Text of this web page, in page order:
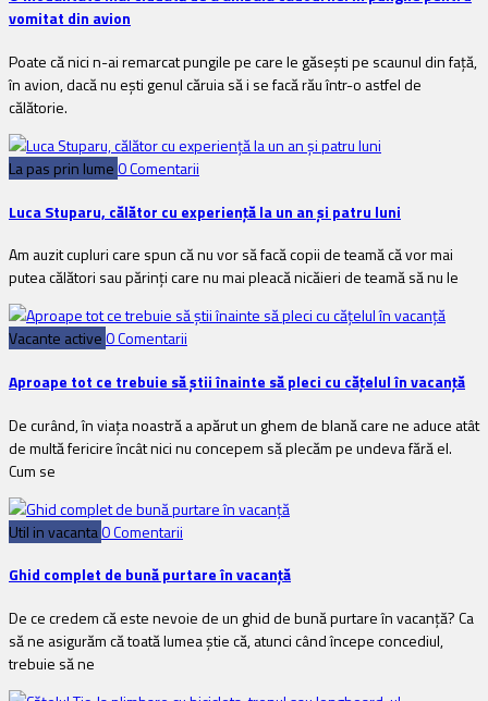
vomitat din avion
Poate că nici n-ai remarcat pungile pe care le găsești pe scaunul din față,
în avion, dacă nu ești genul căruia să i se facă rău într-o astfel de
călătorie.
La pas prin lume0 Comentarii
Luca Stuparu, călător cu experiență la un an și patru luni
Am auzit cupluri care spun că nu vor să facă copii de teamă că vor mai
putea călători sau părinți care nu mai pleacă nicăieri de teamă să nu le
Vacante active0 Comentarii
Aproape tot ce trebuie să știi înainte să pleci cu cățelul în vacanță
De curând, în viața noastră a apărut un ghem de blană care ne aduce atât
de multă fericire încât nici nu concepem să plecăm pe undeva fără el.
Cum se
Util in vacanta0 Comentarii
Ghid complet de bună purtare în vacanță
De ce credem că este nevoie de un ghid de bună purtare în vacanță? Ca
să ne asigurăm că toată lumea știe că, atunci când începe concediul,
trebuie să ne